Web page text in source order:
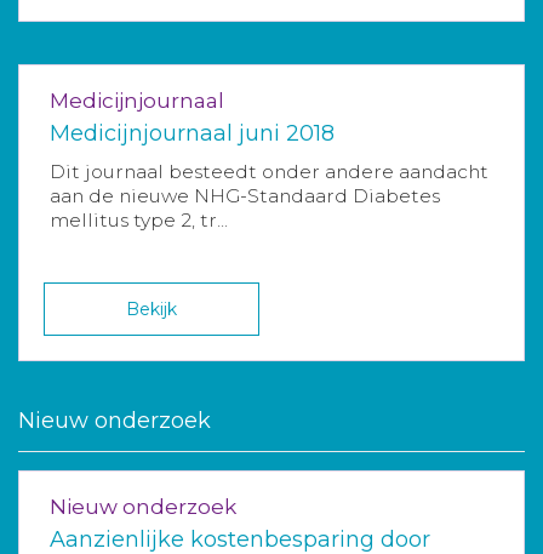
Medicijnjournaal
Medicijnjournaal juni 2018
Dit journaal besteedt onder andere aandacht
aan de nieuwe NHG-Standaard Diabetes
mellitus type 2, tr...
Bekijk
Nieuw onderzoek
Nieuw onderzoek
Aanzienlijke kostenbesparing door